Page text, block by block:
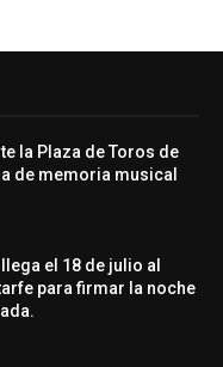
la Plaza de Toros de
de memoria musical
el 18 de julio al
para firmar la noche